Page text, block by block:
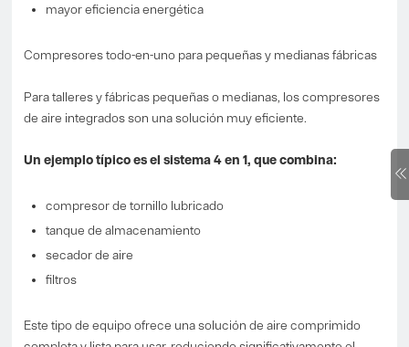
mayor eficiencia energética
Compresores todo-en-uno para pequeñas y medianas fábricas
Para talleres y fábricas pequeñas o medianas, los compresores
de aire integrados son una solución muy eficiente.
Un ejemplo típico es el sistema 4 en 1, que combina:
compresor de tornillo lubricado
tanque de almacenamiento
secador de aire
filtros
Este tipo de equipo ofrece una solución de aire comprimido